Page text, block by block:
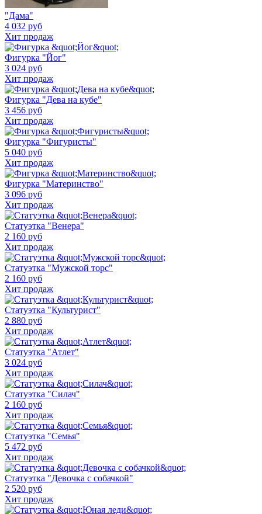
"Дама"
4 032 руб
Хит продаж
Фигурка "Йог"
3 024 руб
Хит продаж
Фигурка "Дева на кубе"
3 456 руб
Хит продаж
Фигурка "Фигуристы"
5 040 руб
Хит продаж
Фигурка "Материнство"
3 096 руб
Хит продаж
Статуэтка "Венера"
2 160 руб
Хит продаж
Статуэтка "Мужской торс"
2 160 руб
Хит продаж
Статуэтка "Культурист"
2 880 руб
Хит продаж
Статуэтка "Атлет"
3 024 руб
Хит продаж
Статуэтка "Силач"
2 160 руб
Хит продаж
Статуэтка "Семья"
5 472 руб
Хит продаж
Статуэтка "Девочка с собачкой"
2 520 руб
Хит продаж